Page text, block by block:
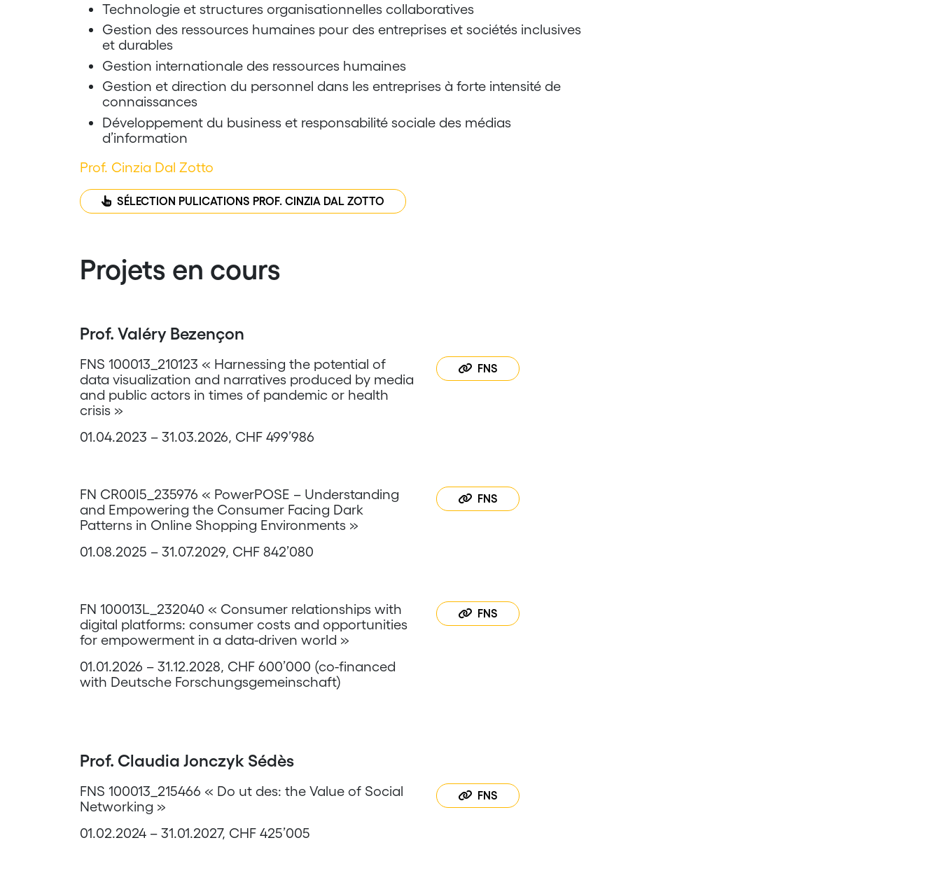
Technologie et structures organisationnelles collaboratives
Gestion des ressources humaines pour des entreprises et sociétés inclusives
et durables
Gestion internationale des ressources humaines
Gestion et direction du personnel dans les entreprises à forte intensité de
connaissances
Développement du business et responsabilité sociale des médias
d’information
Prof. Cinzia Dal Zotto
SÉLECTION PULICATIONS PROF. CINZIA DAL ZOTTO
Projets en cours
Prof. Valéry Bezençon
FNS 100013_210123 « Harnessing the potential of
data visualization and narratives produced by media
and public actors in times of pandemic or health
crisis »
01.04.2023 – 31.03.2026, CHF 499’986
FNS
FN CR00I5_235976 « PowerPOSE – Understanding
and Empowering the Consumer Facing Dark
Patterns in Online Shopping Environments »
01.08.2025 – 31.07.2029, CHF 842’080
FNS
FN 100013L_232040 « Consumer relationships with
digital platforms: consumer costs and opportunities
for empowerment in a data-driven world »
01.01.2026 – 31.12.2028, CHF 600’000 (co-financed
with Deutsche Forschungsgemeinschaft)
FNS
Prof. Claudia Jonczyk Sédès
FNS 100013_215466 « Do ut des: the Value of Social
Networking »
01.02.2024 – 31.01.2027, CHF 425’005
FNS